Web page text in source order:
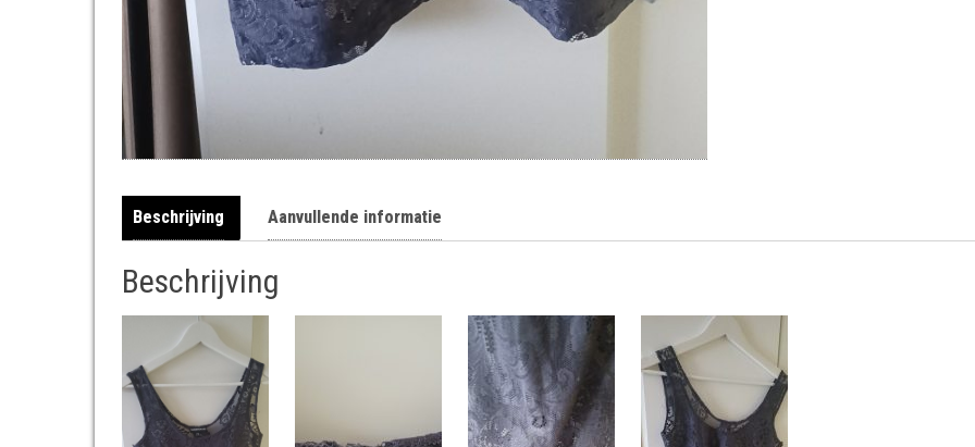
Beschrijving Aanvullende informatie
Beschrijving